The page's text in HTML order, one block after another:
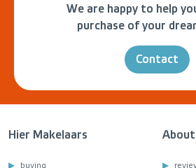
We are happy to help
purchase of your
Contact
Hier Makelaars
buying
About